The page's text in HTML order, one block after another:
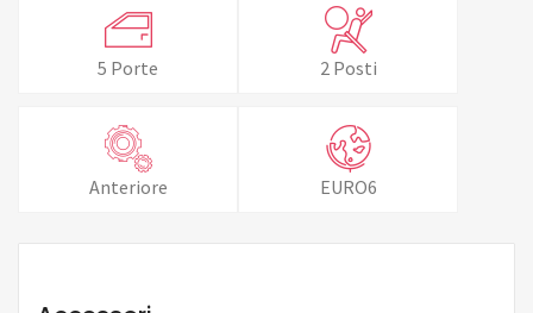
5 Porte 2 Posti
Anteriore EURO6